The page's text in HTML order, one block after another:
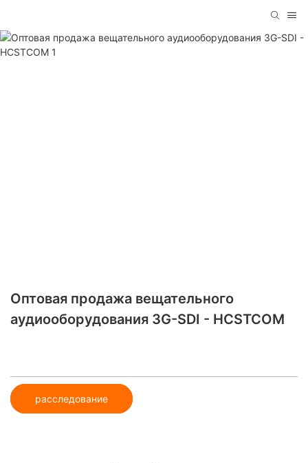
Оптовая продажа вещательного
аудиооборудования 3G-SDI - HCSTCOM
расследование